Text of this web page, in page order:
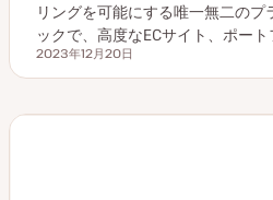
リングを可能にする唯一無二のプ
ックで、高度なECサイト、ポー
更新日
2023年12月20日